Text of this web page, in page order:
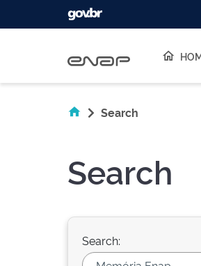
Search
Search
Search: